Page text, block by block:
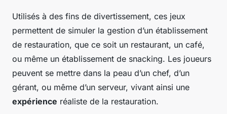
Utilisés à des fins de divertissement, ces jeux
permettent de simuler la gestion d’un établissement
de restauration, que ce soit un restaurant, un café,
ou même un établissement de snacking. Les joueurs
peuvent se mettre dans la peau d’un chef, d’un
gérant, ou même d’un serveur, vivant ainsi une
expérience réaliste de la restauration.